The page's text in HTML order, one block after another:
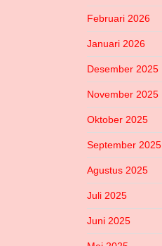
Februari 2026
Januari 2026
Desember 2025
November 2025
Oktober 2025
September 2025
Agustus 2025
Juli 2025
Juni 2025